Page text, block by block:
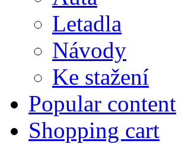
Letadla
Návody
Ke stažení
Popular content
Shopping cart